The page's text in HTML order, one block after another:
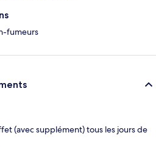
fumeurs
(avec supplément) tous les jours de